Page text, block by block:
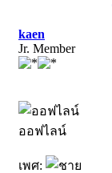
kaen
Jr. Member
ออฟไลน์
เพศ: